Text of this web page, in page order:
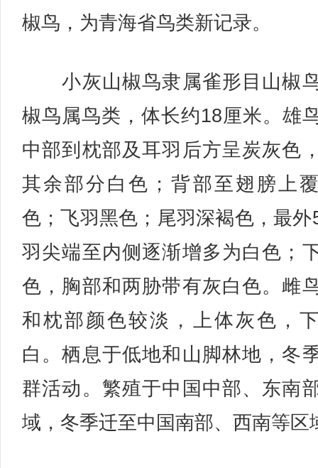
椒鸟，为青海省鸟类新记录。
小灰山椒鸟隶属雀形目山椒
椒鸟属鸟类，体长约18厘米。雄
中部到枕部及耳羽后方呈炭灰色
其余部分白色；背部至翅膀上
色；飞羽黑色；尾羽深褐色，最外
羽尖端至内侧逐渐增多为白色；
色，胸部和两胁带有灰白色。雌
和枕部颜色较淡，上体灰色，
白。栖息于低地和山脚林地，冬
群活动。繁殖于中国中部、东南
域，冬季迁至中国南部、西南等区